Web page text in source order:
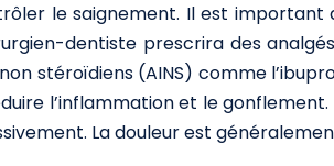
le saignement. Il est
dentiste prescrira des
stéroïdiens (AINS) comme
l’inflammation et le
La douleur est